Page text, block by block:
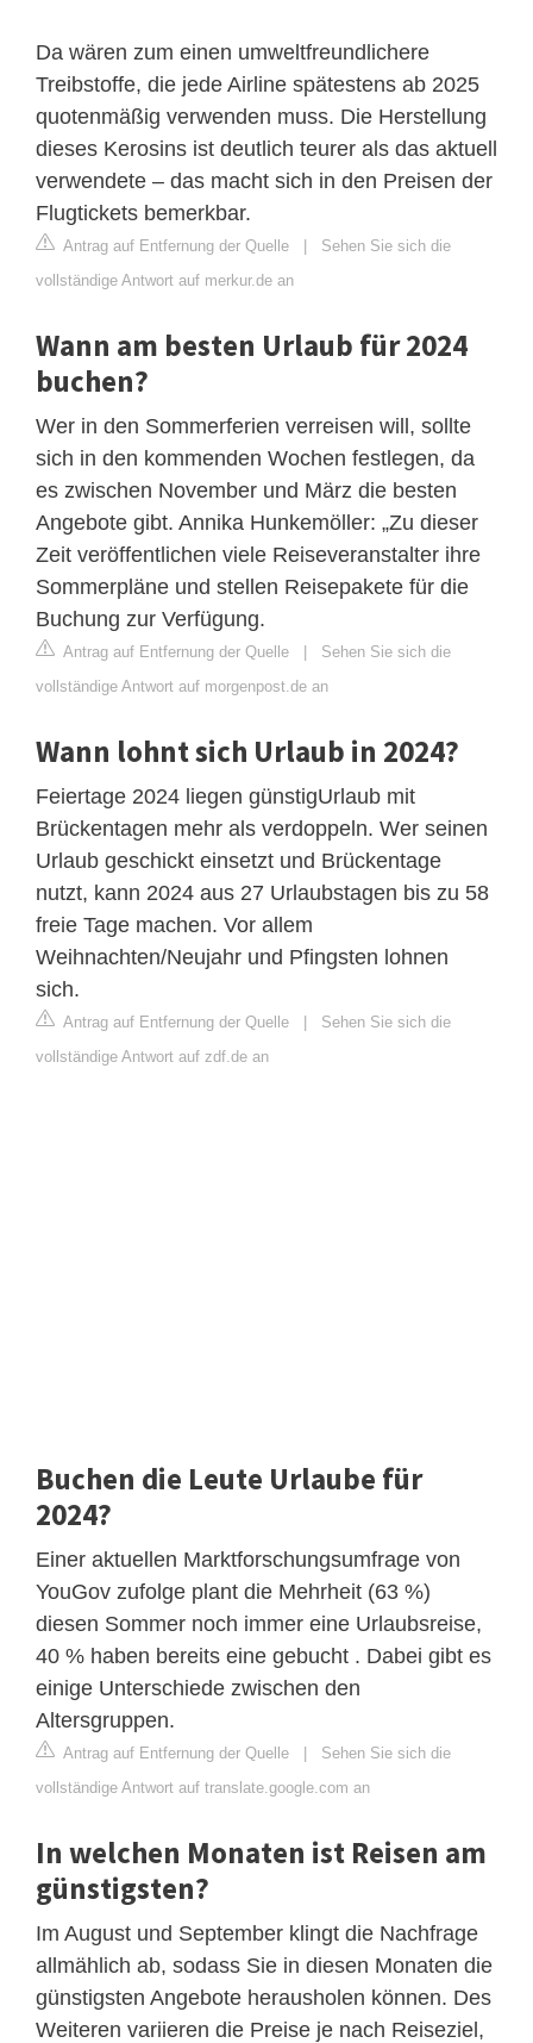
Da wären zum einen umweltfreundlichere
Treibstoffe, die jede Airline spätestens ab 2025
quotenmäßig verwenden muss. Die Herstellung
dieses Kerosins ist deutlich teurer als das aktuell
verwendete – das macht sich in den Preisen der
Flugtickets bemerkbar.
Antrag auf Entfernung der Quelle | Sehen Sie sich die
vollständige Antwort auf merkur.de an
Wann am besten Urlaub für 2024
buchen?
Wer in den Sommerferien verreisen will, sollte
sich in den kommenden Wochen festlegen, da
es zwischen November und März die besten
Angebote gibt. Annika Hunkemöller: „Zu dieser
Zeit veröffentlichen viele Reiseveranstalter ihre
Sommerpläne und stellen Reisepakete für die
Buchung zur Verfügung.
Antrag auf Entfernung der Quelle | Sehen Sie sich die
vollständige Antwort auf morgenpost.de an
Wann lohnt sich Urlaub in 2024?
Feiertage 2024 liegen günstigUrlaub mit
Brückentagen mehr als verdoppeln. Wer seinen
Urlaub geschickt einsetzt und Brückentage
nutzt, kann 2024 aus 27 Urlaubstagen bis zu 58
freie Tage machen. Vor allem
Weihnachten/Neujahr und Pfingsten lohnen
sich.
Antrag auf Entfernung der Quelle | Sehen Sie sich die
vollständige Antwort auf zdf.de an
Buchen die Leute Urlaube für
2024?
Einer aktuellen Marktforschungsumfrage von
YouGov zufolge plant die Mehrheit (63 %)
diesen Sommer noch immer eine Urlaubsreise,
40 % haben bereits eine gebucht . Dabei gibt es
einige Unterschiede zwischen den
Altersgruppen.
Antrag auf Entfernung der Quelle | Sehen Sie sich die
vollständige Antwort auf translate.google.com an
In welchen Monaten ist Reisen am
günstigsten?
Im August und September klingt die Nachfrage
allmählich ab, sodass Sie in diesen Monaten die
günstigsten Angebote herausholen können. Des
Weiteren variieren die Preise je nach Reiseziel,